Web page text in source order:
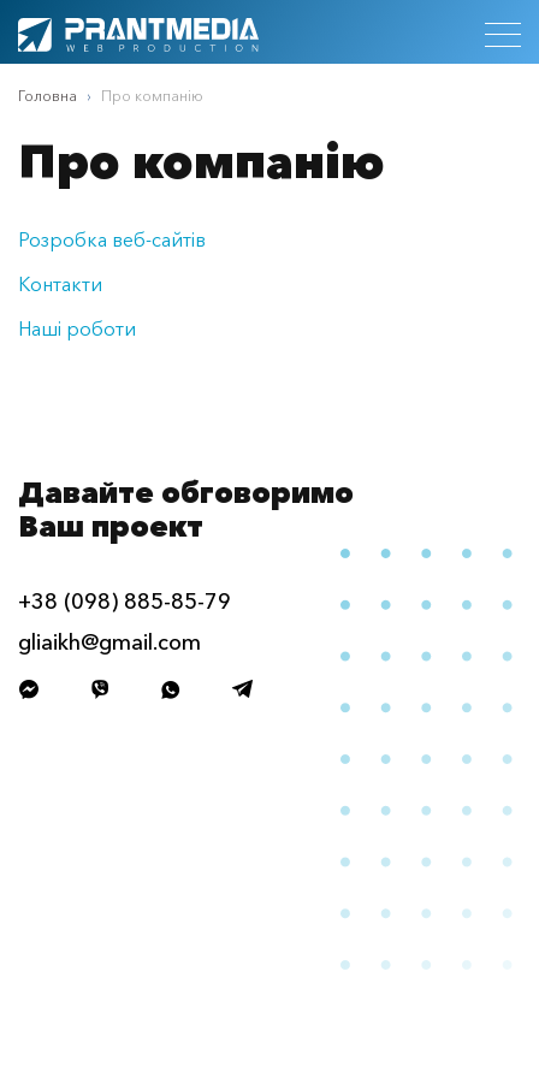
Головна Про компанію
Про компанію
Розробка веб-сайтів
Контакти
Наші роботи
Давайте обговоримо
Ваш проект
+38 (098) 885-85-79
gliaikh@gmail.com